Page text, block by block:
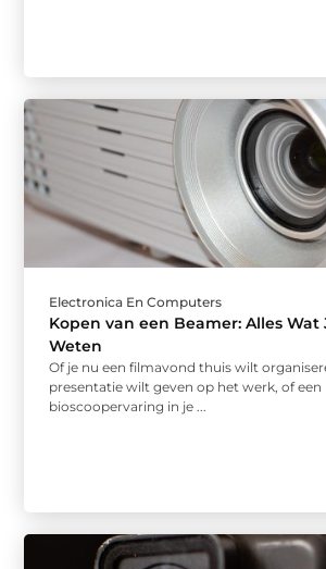
Electronica En Computers
Kopen van een Beamer: Alles Wat
Weten
Of je nu een filmavond thuis wilt
presentatie wilt geven op het werk, of een
bioscoopervaring in je ...